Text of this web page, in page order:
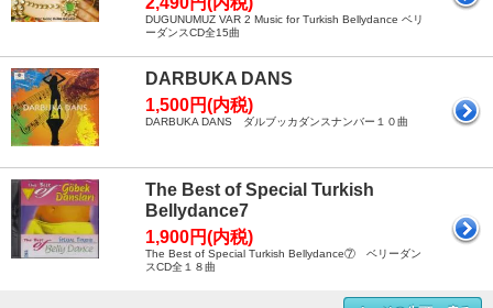
DUGUNUMUZ VAR 2 Music for Turkish Bellydance ベリ
ーダンスCD全15曲
DARBUKA DANS
1,500円(内税)
DARBUKA DANS ダルブッカダンスナンバー１０曲
The Best of Special Turkish
Bellydance7
1,900円(内税)
The Best of Special Turkish Bellydance⑦ ベリーダン
スCD全１８曲